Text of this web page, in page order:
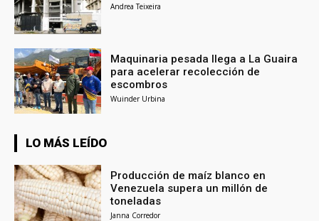
Andrea Teixeira
Maquinaria pesada llega a La Guaira
para acelerar recolección de
escombros
Wuinder Urbina
LO MÁS LEÍDO
Producción de maíz blanco en
Venezuela supera un millón de
toneladas
Janna Corredor